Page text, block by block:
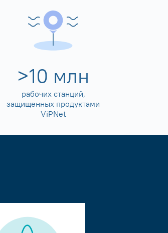
>10 млн
рабочих станций,
защищенных продуктами
ViPNet